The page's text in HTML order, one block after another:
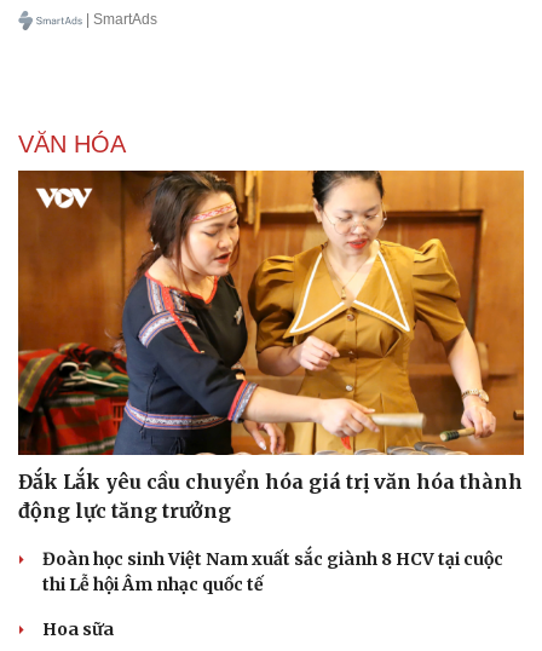
| SmartAds
VĂN HÓA
Đắk Lắk yêu cầu chuyển hóa giá trị văn hóa thành
động lực tăng trưởng
Đoàn học sinh Việt Nam xuất sắc giành 8 HCV tại cuộc
thi Lễ hội Âm nhạc quốc tế
Hoa sữa